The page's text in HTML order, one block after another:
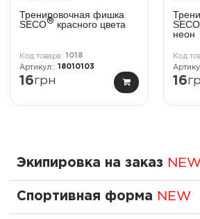
Тренировочная фишка
SECO® красного цвета
1018
18010103
16грн
SECO
неон
16
Экипировка на заказ NEW
Спортивная форма NEW